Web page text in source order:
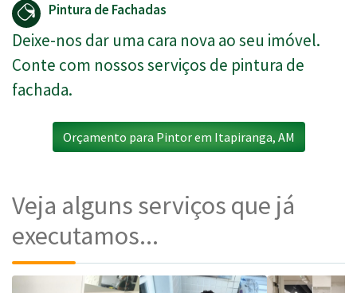
Pintura de Fachadas
Deixe-nos dar uma cara nova ao seu imóvel.
Conte com nossos serviços de pintura de
fachada.
Orçamento para Pintor em Itapiranga, AM
Veja alguns serviços que já
executamos...